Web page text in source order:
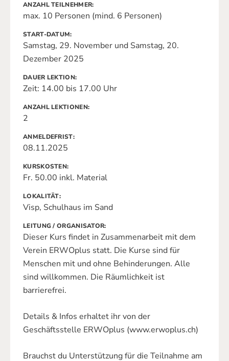
ANZAHL TEILNEHMER
max. 10 Personen (mind. 6 Personen)
START-DATUM
Samstag, 29. November und Samstag, 20.
Dezember 2025
DAUER LEKTION
Zeit: 14.00 bis 17.00 Uhr
ANZAHL LEKTIONEN
2
ANMELDEFRIST
08.11.2025
KURSKOSTEN
Fr. 50.00 inkl. Material
LOKALITÄT
Visp, Schulhaus im Sand
LEITUNG / ORGANISATOR
Dieser Kurs findet in Zusammenarbeit mit dem
Verein ERWOplus statt. Die Kurse sind für
Menschen mit und ohne Behinderungen. Alle
sind willkommen. Die Räumlichkeit ist
barrierefrei.
Details & Infos erhaltet ihr von der
Geschäftsstelle ERWOplus (www.erwoplus.ch)
Brauchst du Unterstützung für die Teilnahme am